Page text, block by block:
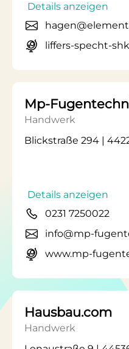
Details anzeigen
liffers-specht-
Mp-
Handwerk
Blickstraße 294 |
Details anzeigen
0231 7250022
info@mp-
www.mp-
Hausbau.com
Handwerk